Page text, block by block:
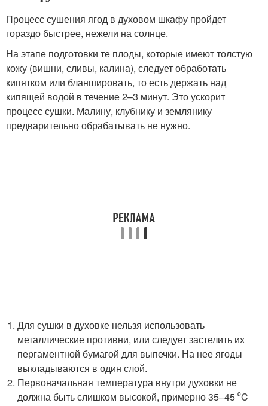
Процесс сушения ягод в духовом шкафу пройдет
гораздо быстрее, нежели на солнце.
На этапе подготовки те плоды, которые имеют толстую
кожу (вишни, сливы, калина), следует обработать
кипятком или бланшировать, то есть держать над
кипящей водой в течение 2–3 минут. Это ускорит
процесс сушки. Малину, клубнику и землянику
предварительно обрабатывать не нужно.
Для сушки в духовке нельзя использовать
металлические противни, или следует застелить их
пергаментной бумагой для выпечки. На нее ягоды
выкладываются в один слой.
Первоначальная температура внутри духовки не
должна быть слишком высокой, примерно 35–45 ⁰C